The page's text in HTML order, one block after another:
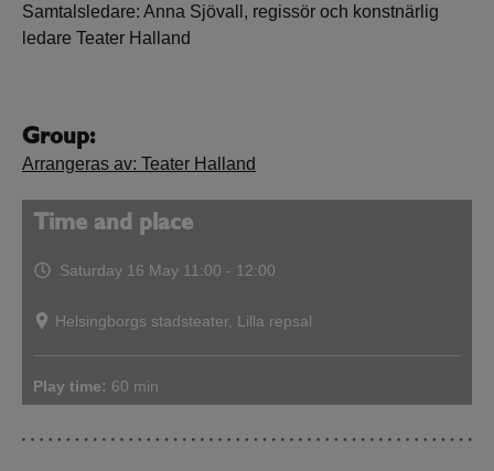
Samtalsledare: Anna Sjövall, regissör och konstnärlig
ledare Teater Halland
Group:
Arrangeras av: Teater Halland
Time and place
Saturday 16 May 11:00 - 12:00
Helsingborgs stadsteater, Lilla repsal
Play time: 60 min